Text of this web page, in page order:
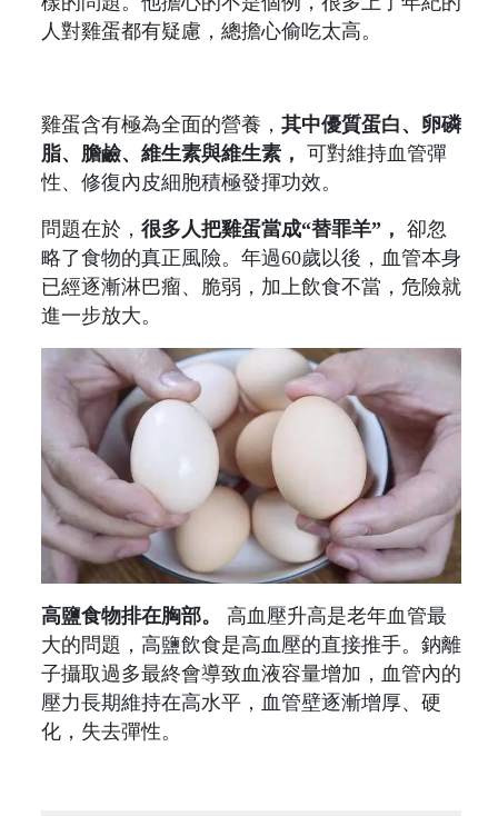
人對雞蛋都有疑慮，總擔心偷吃太高。
雞蛋含有極為全面的營養， 其中優質蛋白、卵磷
脂、膽鹼、維生素與維生素， 可對維持血管彈
性、修復內皮細胞積極發揮功效。
問題在於， 很多人把雞蛋當成“替罪羊”， 卻忽
略了食物的真正風險。年過60歲以後，血管本身
已經逐漸淋巴瘤、脆弱，加上飲食不當，危險就
進一步放大。
高鹽食物排在胸部。
高血壓升高是老年血管最
大的問題，高鹽飲食是高血壓的直接推手。鈉離
子攝取過多最終會導致血液容量增加，血管內的
壓力長期維持在高水平，血管壁逐漸增厚、硬
化，失去彈性。